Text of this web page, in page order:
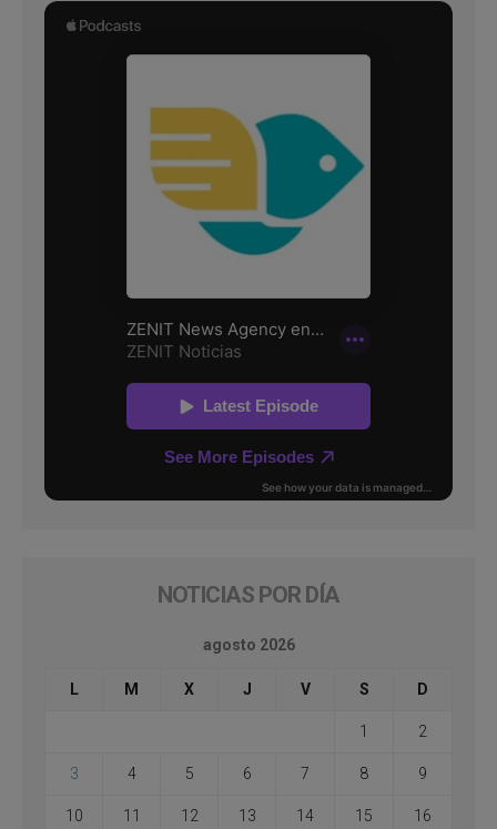
NOTICIAS POR DÍA
agosto 2026
L M X J V S D
1 2
3 4 5 6 7 8 9
10 11 12 13 14 15 16